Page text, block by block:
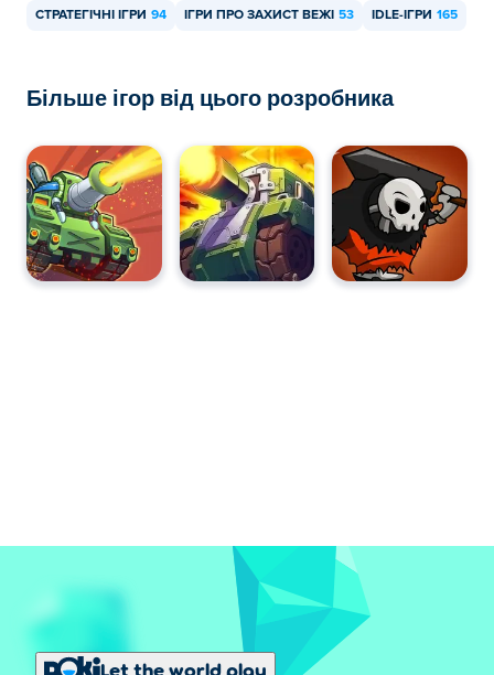
СТРАТЕГІЧНІ ІГРИ 94 ІГРИ ПРО ЗАХИСТ ВЕЖІ 53 IDLE-ІГРИ 165
Більше ігор від цього розробника
Let the world play